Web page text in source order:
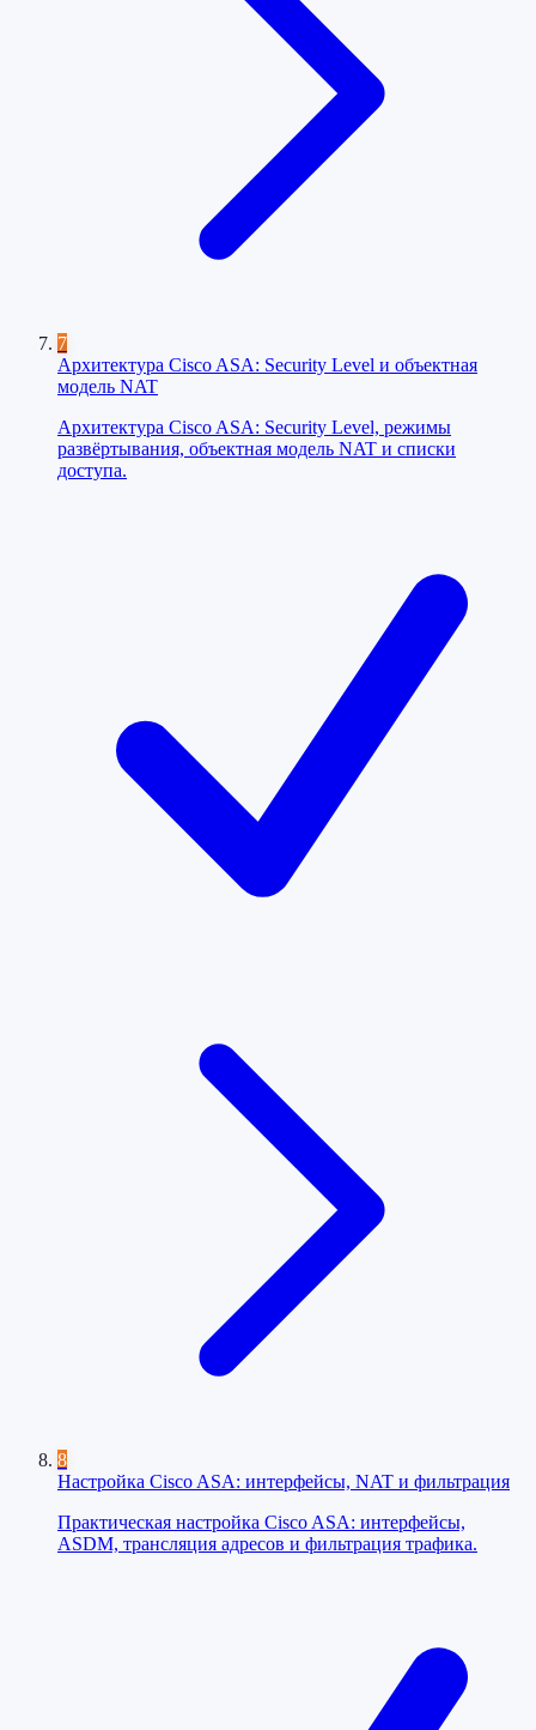
7
Архитектура Cisco ASA: Security Level и объектная
модель NAT
Архитектура Cisco ASA: Security Level, режимы
развёртывания, объектная модель NAT и списки
доступа.
8
Настройка Cisco ASA: интерфейсы, NAT и фильтрация
Практическая настройка Cisco ASA: интерфейсы,
ASDM, трансляция адресов и фильтрация трафика.